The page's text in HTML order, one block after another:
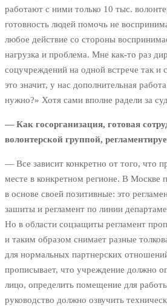
работают с ними только 10 тыс.
готовность людей помочь не
любое действие со стороны
нагрузка и проблема. Мне как-то раз
соцучреждений на одной встрече так и
это значит, у нас дополнительная
нужно?» Хотя сами вполне радели за
— Как госорганизация, готовая
волонтерской группой,
— Все зависит конкретно от того, что
месте в конкретном регионе. В Москве
в основе своей позитивные: это
зашиты и регламент по линии
Но в области соцзащиты регламент
и таким образом снимает разные
для нормальных партнерских
прописывает, что учреждение должно
лицо, определить помещение для
руководство должно озвучить